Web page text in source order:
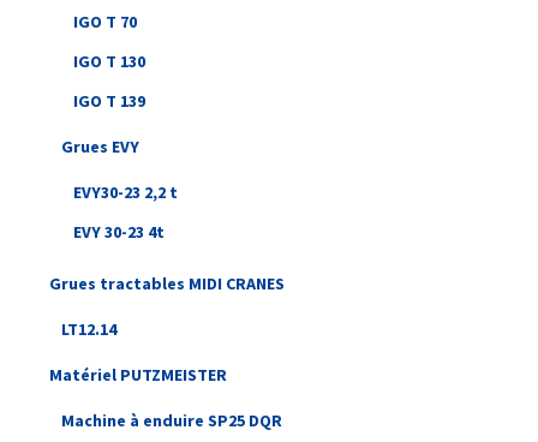
IGO T 70
IGO T 130
IGO T 139
Grues EVY
EVY30-23 2,2 t
EVY 30-23 4t
Grues tractables MIDI CRANES
LT12.14
Matériel PUTZMEISTER
Machine à enduire SP25 DQR